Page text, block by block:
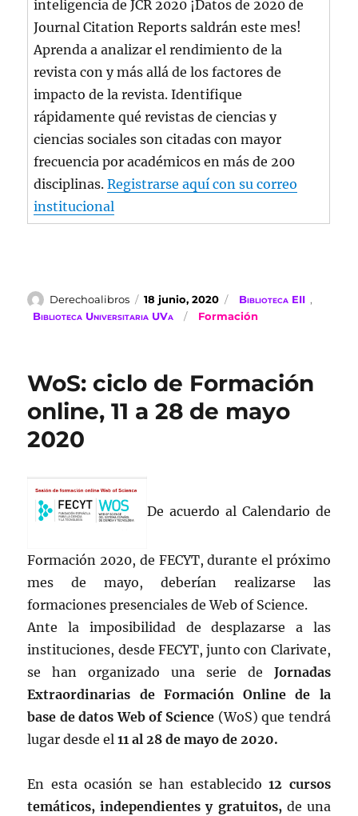
inteligencia de JCR 2020 ¡Datos de 2020 de
Journal Citation Reports saldrán este mes!
Aprenda a analizar el rendimiento de la
revista con y más allá de los factores de
impacto de la revista. Identifique
rápidamente qué revistas de ciencias y
ciencias sociales son citadas con mayor
frecuencia por académicos en más de 200
disciplinas.Registrarse aquí con su correo
institucional
Autor
Derechoalibros
Publicado
el
18 junio, 2020 Categorías
Biblioteca EII ,
Biblioteca Universitaria UVa
Etiquetas
Formación
WoS: ciclo de Formación
online, 11 a 28 de mayo
2020
De acuerdo al Calendario de
Formación 2020, de FECYT, durante el próximo
mes de mayo, deberían realizarse las
formaciones presenciales de Web of Science.
Ante la imposibilidad de desplazarse a las
instituciones, desde FECYT, junto con Clarivate,
se han organizado una serie de Jornadas
Extraordinarias de Formación Online de la
base de datos Web of Science (WoS) que tendrá
lugar desde el11 al 28 de mayo de 2020.
En esta ocasión se han establecido12 cursos
temáticos, independientes y gratuitos,de una